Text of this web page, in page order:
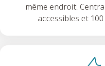
même endroit.
accessibles et